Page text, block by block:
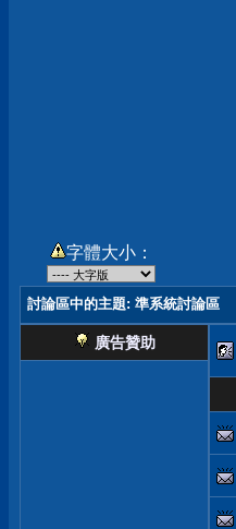
字體大小：
討論區中的主題: 準系統討論區
廣告贊助